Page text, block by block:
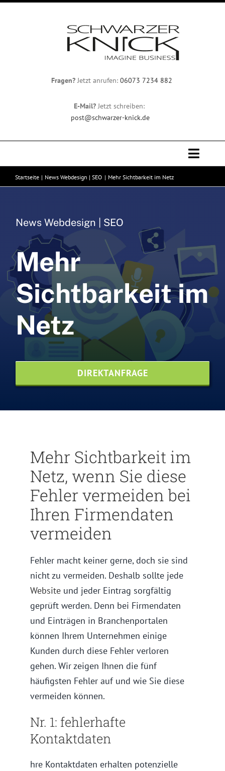
Fragen?Jetzt anrufen: 06073 7234 882
E-Mail?Jetzt schreiben:
post@schwarzer-knick.de
Toggle
Professionelles Webdesign
Webhosting
SEO Agentur
Printdesign
Startseite News Webdesign | SEO Mehr Sichtbarkeit im Netz
News Webdesign | SEO
Mehr
Sichtbarkeit im
Netz
DIREKTANFRAGE
Mehr Sichtbarkeit im
Netz, wenn Sie diese
Fehler vermeiden bei
Ihren Firmendaten
vermeiden
Fehler macht keiner gerne, doch sie sind
nicht zu vermeiden. Deshalb sollte jede
Website und jeder Eintrag sorgfältig
geprüft werden. Denn bei Firmendaten
und Einträgen in Branchenportalen
können Ihrem Unternehmen einige
Kunden durch diese Fehler verloren
gehen. Wir zeigen Ihnen die fünf
häufigsten Fehler auf und wie Sie diese
vermeiden können.
Nr. 1: fehlerhafte
Kontaktdaten
hre Kontaktdaten erhalten potenzielle